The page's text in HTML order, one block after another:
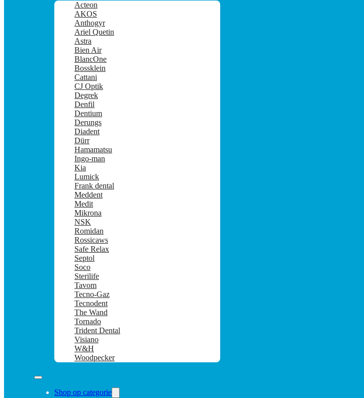
Acteon
AKOS
Anthogyr
Ariel Quetin
Astra
Bien Air
BlancOne
Bossklein
Cattani
CJ Optik
Degrek
Denfil
Dentium
Derungs
Diadent
Dürr
Hamamatsu
Ingo-man
Kia
Lumick
Frank dental
Meddent
Medit
Mikrona
NSK
Romidan
Rossicaws
Safe Relax
Septol
Soco
Sterilife
Tavom
Tecno-Gaz
Tecnodent
The Wand
Tornado
Trident Dental
Visiano
W&H
Woodpecker
Shop op categorie